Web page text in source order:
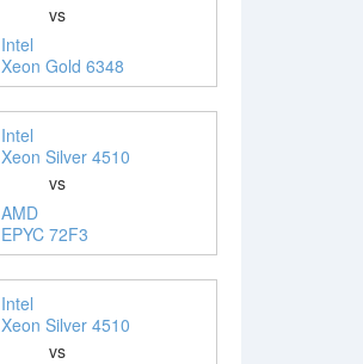
vs
Intel
Xeon Gold 6348
Intel
Xeon Silver 4510
vs
AMD
EPYC 72F3
Intel
Xeon Silver 4510
vs